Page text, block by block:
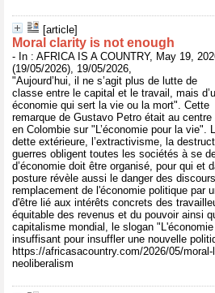
[article]
Moral clarity is not enough
- In : AFRICA IS A COUNTRY, May 19,
(19/05/2026), 19/05/2026,
"Aujourd’hui, il ne s’agit plus de lutte de
classe entre le capital et le travail, mais
économie qui sert la vie ou la mort". Cette
remarque de Gustavo Petro était au
en Colombie sur "L’économie pour la vie".
dette extérieure, l’extractivisme, la
guerres obligent toutes les sociétés à se
d’économie doit être organisé, pour qui et
posture révèle aussi le danger des
remplacement de l'économie politique par
d'être lié aux intérêts concrets des
équitable des revenus et du pouvoir ainsi
capitalisme mondial, le slogan
insuffisant pour insuffler une nouvelle
https://africasacountry.com/2026/05/moral-
neoliberalism